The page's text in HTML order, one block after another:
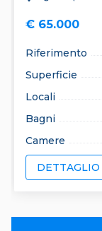
€ 65.000
Riferimento
Superficie
Locali
Bagni
Camere
DETTAGLIO